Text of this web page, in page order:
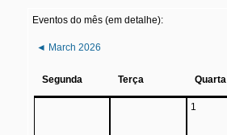
Eventos do mês (em detalhe):
◄ March 2026
Segunda Terça Quarta
1